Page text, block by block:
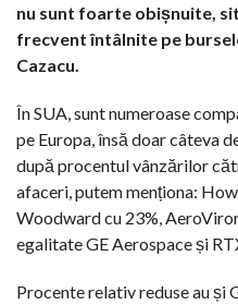
nu sunt foarte obișnuite,
frecvent întâlnite pe
Cazacu.
În SUA, sunt numeroase
pe Europa, însă doar câteva
după procentul vânzărilor
afaceri, putem menționa:
Woodward cu 23%,
egalitate GE Aerospace și
Procente relativ reduse au și